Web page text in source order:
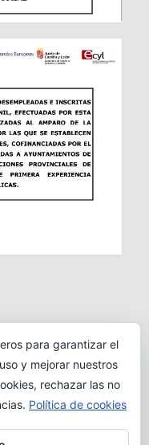
para garantizar el
y mejorar nuestros
rechazar las no
Política de cookies